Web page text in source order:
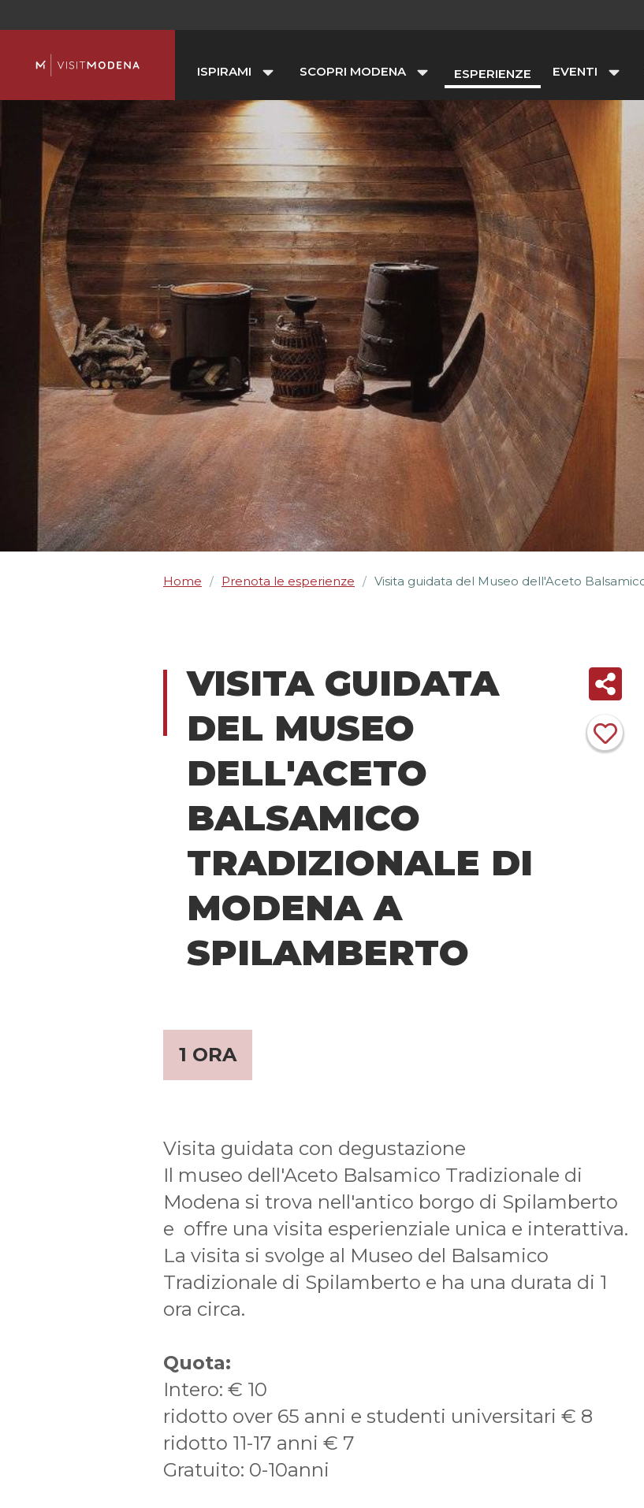
ISPIRAMI SCOPRI MODENA ESPERIENZE EVENTI
Home / Prenota le esperienze / Visita guidata del Museo dell'Aceto
VISITA GUIDATA
DEL MUSEO
DELL'ACETO
BALSAMICO
TRADIZIONALE DI
MODENA A
SPILAMBERTO
1 ORA
Visita guidata con degustazione
Il museo dell'Aceto Balsamico Tradizionale di
Modena si trova nell'antico borgo di Spilamberto
e offre una visita esperienziale unica e interattiva.
La visita si svolge al Museo del Balsamico
Tradizionale di Spilamberto e ha una durata di 1
ora circa.
Quota:
Intero: € 10
ridotto over 65 anni e studenti universitari € 8
ridotto 11-17 anni € 7
Gratuito: 0-10anni